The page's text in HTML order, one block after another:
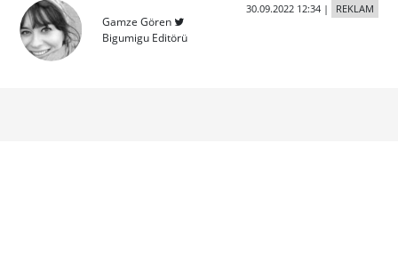
Gamze Gören
Bigumigu Editörü
30.09.2022 12:34| REKLAM